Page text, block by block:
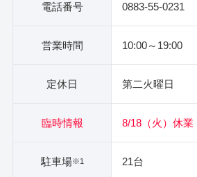
電話番号 0883-55-0231
営業時間 10:00～19:00
定休日 第二火曜日
臨時情報 8/18（火）休業
駐車場※1 21台